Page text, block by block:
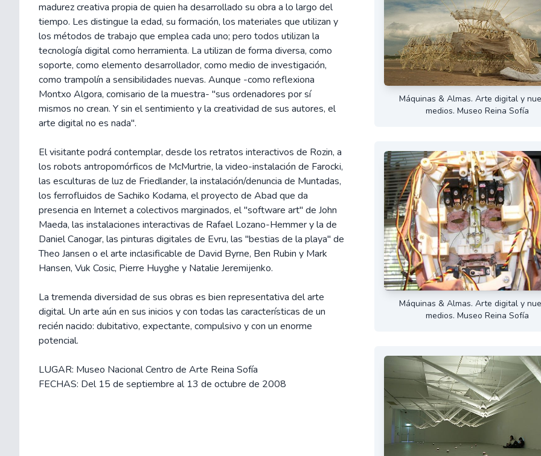
madurez creativa propia de quien ha desarrollado su obra a lo largo del
tiempo. Les distingue la edad, su formación, los materiales que utilizan y
los métodos de trabajo que emplea cada uno; pero todos utilizan la
tecnología digital como herramienta. La utilizan de forma diversa, como
soporte, como elemento desarrollador, como medio de investigación,
como trampolín a sensibilidades nuevas. Aunque -como reflexiona
Montxo Algora, comisario de la muestra- "sus ordenadores por sí
mismos no crean. Y sin el sentimiento y la creatividad de sus autores, el
arte digital no es nada".
El visitante podrá contemplar, desde los retratos interactivos de Rozin, a
los robots antropomórficos de McMurtrie, la video-instalación de Farocki,
las esculturas de luz de Friedlander, la instalación/denuncia de Muntadas,
los ferrofluidos de Sachiko Kodama, el proyecto de Abad que da
presencia en Internet a colectivos marginados, el "software art" de John
Maeda, las instalaciones interactivas de Rafael Lozano-Hemmer y la de
Daniel Canogar, las pinturas digitales de Evru, las "bestias de la playa" de
Theo Jansen o el arte inclasificable de David Byrne, Ben Rubin y Mark
Hansen, Vuk Cosic, Pierre Huyghe y Natalie Jeremijenko.
La tremenda diversidad de sus obras es bien representativa del arte
digital. Un arte aún en sus inicios y con todas las características de un
recién nacido: dubitativo, expectante, compulsivo y con un enorme
potencial.
LUGAR: Museo Nacional Centro de Arte Reina Sofía
FECHAS: Del 15 de septiembre al 13 de octubre de 2008
Máquinas & Almas. Arte digital y
medios. Museo Reina Sofía
Máquinas & Almas. Arte digital y
medios. Museo Reina Sofía